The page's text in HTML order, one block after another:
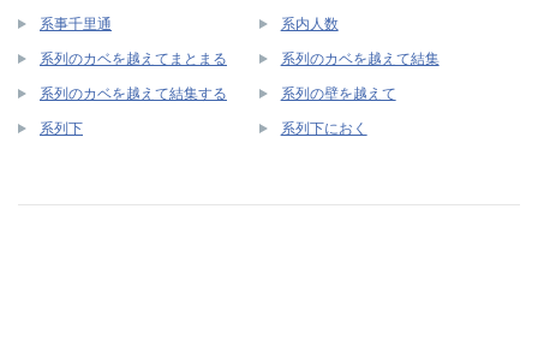
系事千里通 系内人数
系列のカベを越えてまとまる 系列のカベを越えて結集
系列のカベを越えて結集する 系列の壁を越えて
系列下 系列下におく